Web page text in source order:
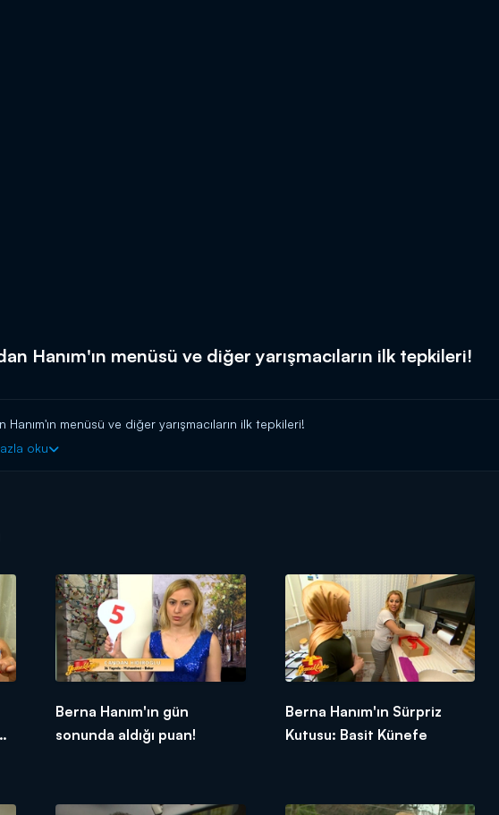
Hanım'ın menüsü ve diğer yarışmacıların ilk tepkileri!
Hanım'ın menüsü ve diğer yarışmacıların ilk tepkileri!
oku
Berna Hanım'ın gün
sonunda aldığı puan!
Berna Hanım'ın Sürpriz
Kutusu: Basit Künefe